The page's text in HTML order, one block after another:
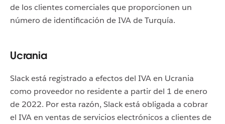
de los clientes comerciales que proporcionen un
número de identificación de IVA de Turquía.
Ucrania
Slack está registrado a efectos del IVA en Ucrania
como proveedor no residente a partir del 1 de enero
de 2022. Por esta razón, Slack está obligada a cobrar
el IVA en ventas de servicios electrónicos a clientes de